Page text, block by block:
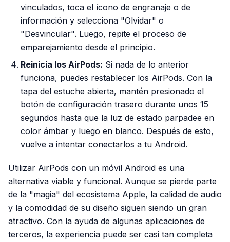
vinculados, toca el ícono de engranaje o de
información y selecciona "Olvidar" o
"Desvincular". Luego, repite el proceso de
emparejamiento desde el principio.
Reinicia los AirPods: Si nada de lo anterior
funciona, puedes restablecer los AirPods. Con la
tapa del estuche abierta, mantén presionado el
botón de configuración trasero durante unos 15
segundos hasta que la luz de estado parpadee en
color ámbar y luego en blanco. Después de esto,
vuelve a intentar conectarlos a tu Android.
Utilizar AirPods con un móvil Android es una
alternativa viable y funcional. Aunque se pierde parte
de la "magia" del ecosistema Apple, la calidad de audio
y la comodidad de su diseño siguen siendo un gran
atractivo. Con la ayuda de algunas aplicaciones de
terceros, la experiencia puede ser casi tan completa